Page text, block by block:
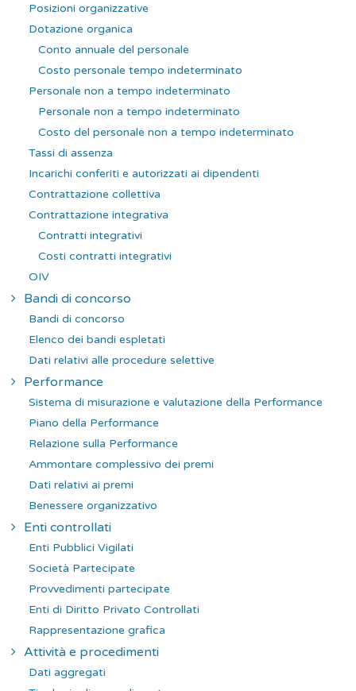
Posizioni organizzative
Dotazione organica
Conto annuale del personale
Costo personale tempo indeterminato
Personale non a tempo indeterminato
Personale non a tempo indeterminato
Costo del personale non a tempo indeterminato
Tassi di assenza
Incarichi conferiti e autorizzati ai dipendenti
Contrattazione collettiva
Contrattazione integrativa
Contratti integrativi
Costi contratti integrativi
OIV
Bandi di concorso
Bandi di concorso
Elenco dei bandi espletati
Dati relativi alle procedure selettive
Performance
Sistema di misurazione e valutazione della Performance
Piano della Performance
Relazione sulla Performance
Ammontare complessivo dei premi
Dati relativi ai premi
Benessere organizzativo
Enti controllati
Enti Pubblici Vigilati
Società Partecipate
Provvedimenti partecipate
Enti di Diritto Privato Controllati
Rappresentazione grafica
Attività e procedimenti
Dati aggregati